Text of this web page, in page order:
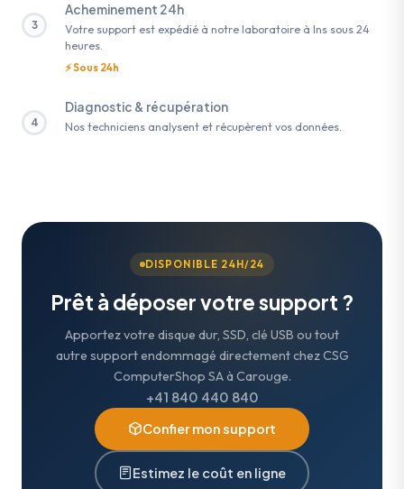
3
Acheminement 24h
Votre support est expédié à notre laboratoire à Ins sous 24
heures.
⚡ Sous 24h
4
Diagnostic & récupération
Nos techniciens analysent et récupèrent vos données.
DISPONIBLE 24H/24
Prêt à déposer votre support ?
Apportez votre disque dur, SSD, clé USB ou tout
autre support endommagé directement chez CSG
ComputerShop SA à Carouge.
+41 840 440 840
Confier mon support
Estimez le coût en ligne